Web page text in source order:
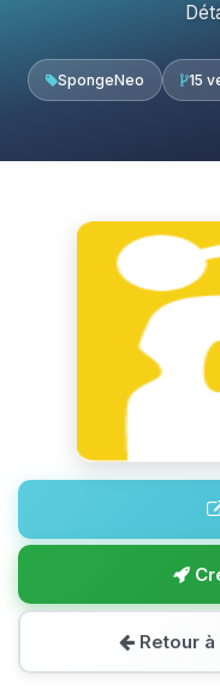
SpongeNeo 15
Retour